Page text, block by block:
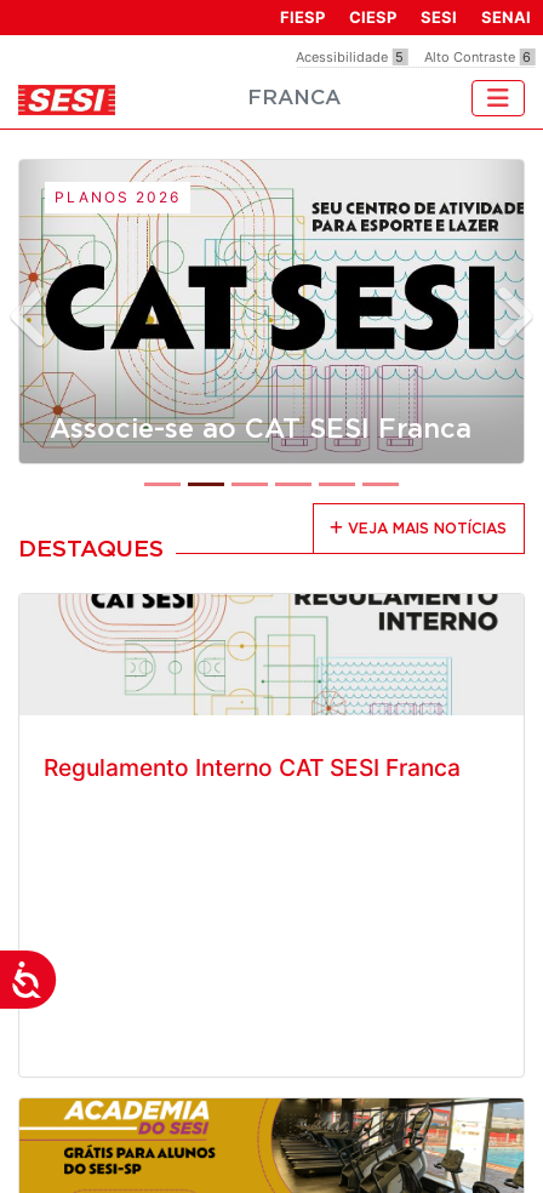
inclui
um
sistema
acessibilidade.
Acessibilidade
Acessibilidade 5 Alto Contraste 6
FIESP CIESP SESI SENAI
FRANCA
PLANOS 2026
Associe-se ao CAT SESI Franca
Anterior
VEJA MAIS NOTÍCIAS
DESTAQUES
Regulamento Interno CAT SESI Franca